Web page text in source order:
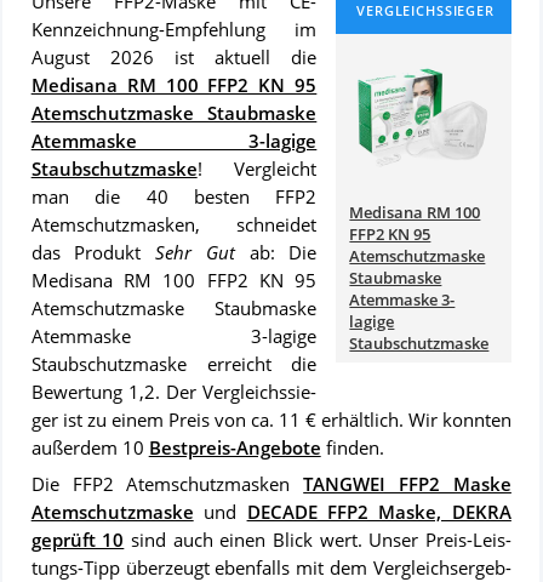
Medisana RM 100
FFP2 KN 95
Atemschutzmaske
Staubmaske
Atemmaske 3-
lagige
Staubschutzmaske
Kennzeichnung-Emp­feh­lung im
August 2026 ist ak­tu­ell die
Medisana RM 100 FFP2 KN 95
Atemschutzmaske Staubmaske
Atemmaske 3-lagige
Staubschutzmaske! Ver­gleicht
man die 40 bes­ten FFP2
Atemschutzmasken, schnei­det
das Pro­duktSehr Gutab: Die
Medisana RM 100 FFP2 KN 95
Atemschutzmaske Staubmaske
Atemmaske 3-lagige
Staubschutzmaske er­reicht die
Be­wer­tung 1,2. Der Ver­gleichs­sie­
ger ist zu ei­nem Preis von ca. 11 € er­hält­lich. Wir konn­ten
au­ßer­dem 10 Best­preis-An­ge­bo­te fin­den.
Die FFP2 AtemschutzmaskenTANGWEI FFP2 Maske
Atemschutzmaske und DECADE FFP2 Maske, DEKRA
geprüft 10 sind auch ei­nen Blick wert. Un­ser Preis-Leis­
tungs-Tipp über­zeugt ebenfalls mit dem Ver­gleich­s­er­geb­